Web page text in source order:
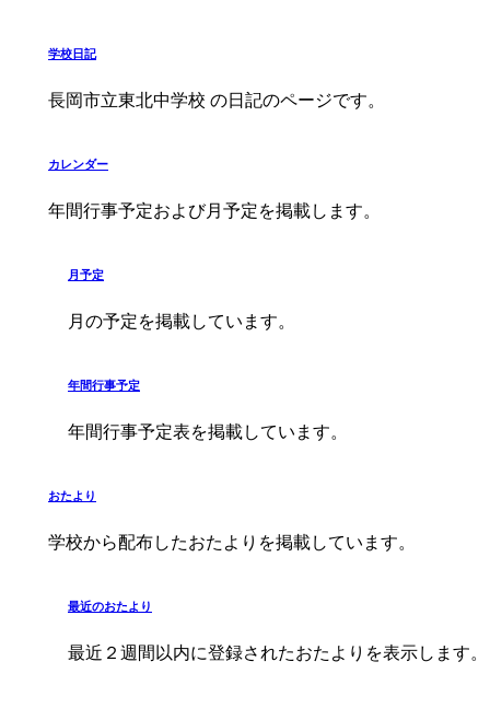
学校日記
長岡市立東北中学校 の日記のページです。
カレンダー
年間行事予定および月予定を掲載します。
月予定
月の予定を掲載しています。
年間行事予定
年間行事予定表を掲載しています。
おたより
学校から配布したおたよりを掲載しています。
最近のおたより
最近２週間以内に登録されたおたよりを表示します。